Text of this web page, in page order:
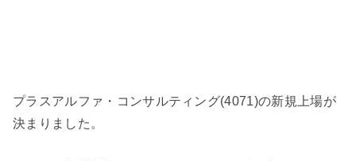
プラスアルファ・コンサルティング(4071)の新規上場が
決まりました。